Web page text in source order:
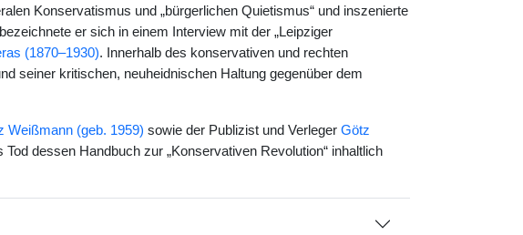
Konservatismus und „bürgerlichen Quietismus“ und inszenierte
er sich in einem Interview mit der „Leipziger
(1870–1930). Innerhalb des konservativen und rechten
seiner kritischen, neuheidnischen Haltung gegenüber dem
Weißmann (geb. 1959) sowie der Publizist und Verleger Götz
dessen Handbuch zur „Konservativen Revolution“ inhaltlich